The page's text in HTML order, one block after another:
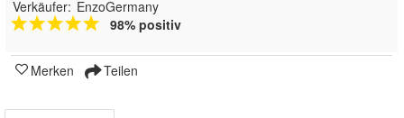
Verkäufer: EnzoGermany
98% positiv
Merken Teilen